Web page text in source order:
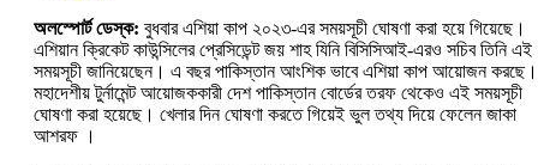
অলস্পোর্ট ডেস্ক: বুধবার এশিয়া কাপ ২০২৩-এর সময়সূচী ঘোষণা করা হয়ে গিয়েছে।
এশিয়ান ক্রিকেট কাউন্সিলের প্রেসিডেন্ট জয় শাহ যিনি বিসিসিআই-এরও সচিব তিনি এই
সময়সূচী জানিয়েছেন। এ বছর পাকিস্তান আংশিক ভাবে এশিয়া কাপ আয়োজন করছে।
মহাদেশীয় টুর্নামেন্ট আয়োজককারী দেশ পাকিস্তান বোর্ডের তরফ থেকেও এই সময়সূচী
ঘোষণা করা হয়েছে। খেলার দিন ঘোষণা করতে গিয়েই ভুল তথ্য দিয়ে ফেলেন জাকা
আশরফ ।